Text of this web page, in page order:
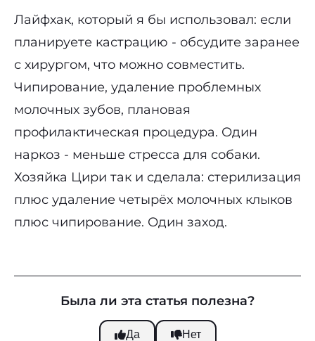
Лайфхак, который я бы использовал: если
планируете кастрацию - обсудите заранее
с хирургом, что можно совместить.
Чипирование, удаление проблемных
молочных зубов, плановая
профилактическая процедура. Один
наркоз - меньше стресса для собаки.
Хозяйка Цири так и сделала: стерилизация
плюс удаление четырёх молочных клыков
плюс чипирование. Один заход.
Была ли эта статья полезна?
Да Нет